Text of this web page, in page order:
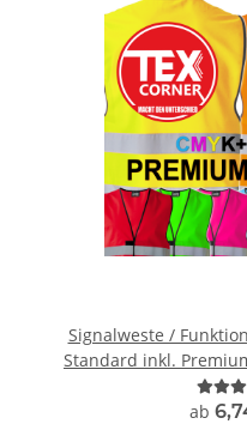
Signalweste /
Standard inkl.
ab